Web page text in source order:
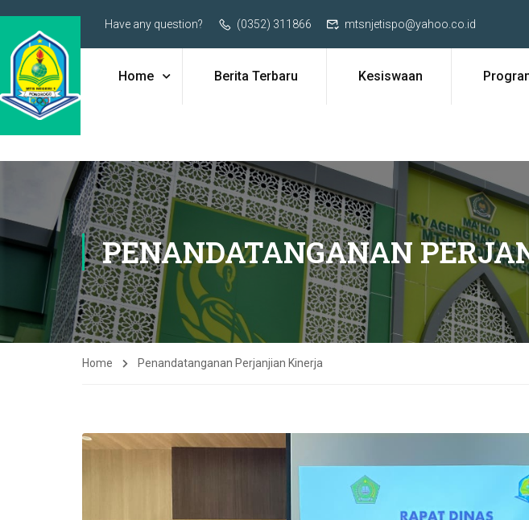
Have any question? (0352) 311866 mtsnjetispo@yahoo.co.id
Home Berita Terbaru Kesiswaan
PENANDATANGANAN
Home Penandatanganan Perjanjian Kinerja